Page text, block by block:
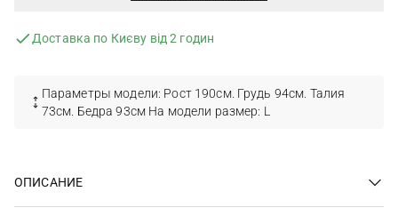
Доставка по Києву від 2 годин
Параметры модели: Рост 190см. Грудь 94см. Талия
73см. Бедра 93см На модели размер: L
ОПИСАНИЕ